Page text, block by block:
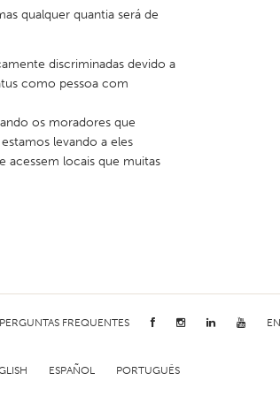
qualquer quantia será de
discriminadas devido a
como pessoa com
os moradores que
levando a eles
acessem locais que muitas
PERGUNTAS FREQUENTES
ESPAÑOL PORTUGUÊS